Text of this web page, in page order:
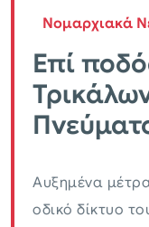
Νομαρχιακά
Επί
Αυξημένα
οδικό δίκτυο